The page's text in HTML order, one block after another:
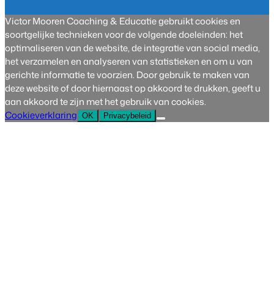
Victor Mooren Coaching & Educatie gebruikt cookies en
soortgelijke technieken voor de volgende doeleinden: het
optimaliseren van de website, de integratie van social media,
het verzamelen en analyseren van statistieken en om u van
gerichte informatie te voorzien. Door gebruik te maken van
deze website of door hiernaast op akkoord te drukken, geeft u
aan akkoord te zijn met het gebruik van cookies.
Cookieverklaring OK Privacybeleid